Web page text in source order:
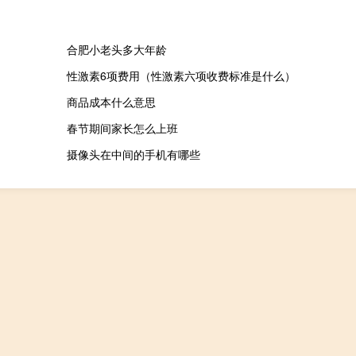
合肥小老头多大年龄
性激素6项费用（性激素六项收费标准是什么）
商品成本什么意思
春节期间家长怎么上班
摄像头在中间的手机有哪些